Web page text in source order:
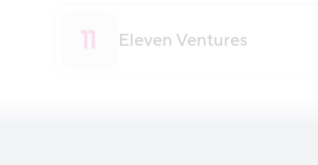
Eleven Ventures